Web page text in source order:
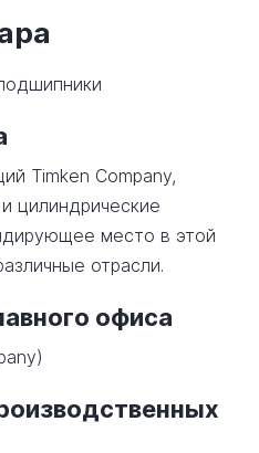
Timken Company,
цилиндрические
место в этой
отрасли.
офиса